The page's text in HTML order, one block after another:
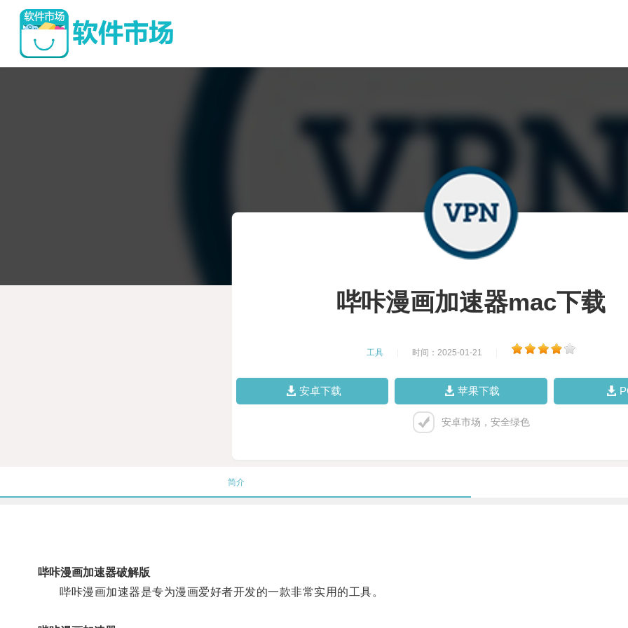
哔咔漫画加速器mac下载
工具 时间：2025-01-21
安卓下载 苹果下载
安卓市场，安全绿色
简介
哔咔漫画加速器破解版
哔咔漫画加速器是专为漫画爱好者开发的一款非常实用的工具。